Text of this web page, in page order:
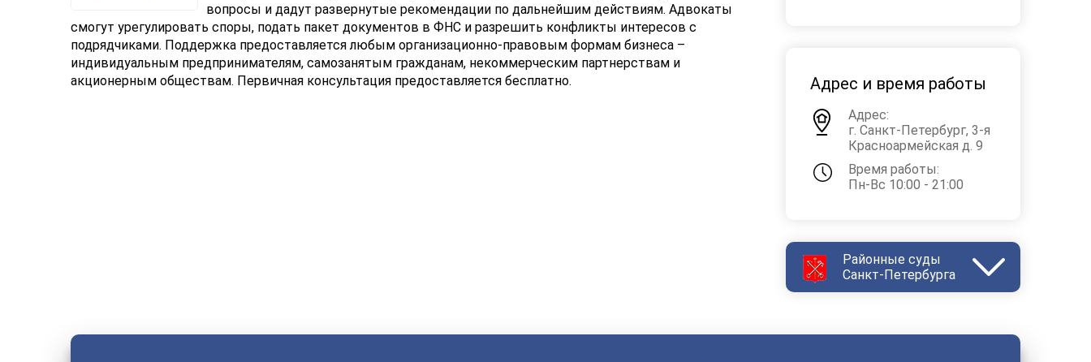
вопросы и дадут развернутые рекомендации по дальнейшим действиям. Адвокаты
смогут урегулировать споры, подать пакет документов в ФНС и разрешить конфликты интересов с
подрядчиками. Поддержка предоставляется любым организационно-правовым формам бизнеса –
индивидуальным предпринимателям, самозанятым гражданам, некоммерческим партнерствам и
акционерным обществам. Первичная консультация предоставляется бесплатно.
Адрес и время работы
Адрес:
г. Санкт-Петербург, 3-я
Красноармейская д. 9
Время работы:
Пн-Вс 10:00 - 21:00
Районные суды
Санкт-Петербурга